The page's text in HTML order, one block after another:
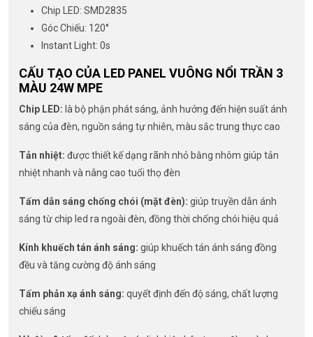
Chip LED: SMD2835
Góc Chiếu: 120°
Instant Light: 0s
CẤU TẠO CỦA LED PANEL VUÔNG NỔI TRẦN 3
MÀU 24W MPE
Chip LED: là bộ phận phát sáng, ảnh hưởng đến hiện suất ánh
sáng của đèn, nguồn sáng tự nhiên, màu sắc trung thực cao
Tản nhiệt: được thiết kế dạng rãnh nhỏ bằng nhôm giúp tản
nhiệt nhanh và nâng cao tuổi thọ đèn
Tấm dẫn sáng chống chói (mặt đèn): giúp truyền dẫn ánh
sáng từ chip led ra ngoài đèn, đồng thời chống chói hiệu quả
Kính khuếch tán ánh sáng: giúp khuếch tán ánh sáng đồng
đều và tăng cường độ ánh sáng
Tấm phản xạ ánh sáng: quyết định đến độ sáng, chất lượng
chiếu sáng